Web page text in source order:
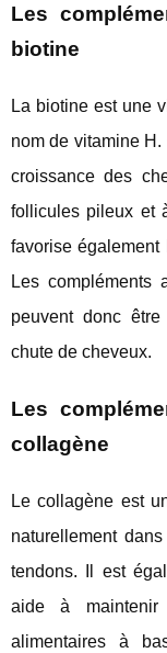
Les
biotine
La biotine est une
nom de vitamine
croissance des
follicules pileux et
favorise
Les compléments
peuvent donc
chute de cheveux.
Les
collagène
Le collagène est
naturellement
tendons. Il est
aide à maintenir
alimentaires à